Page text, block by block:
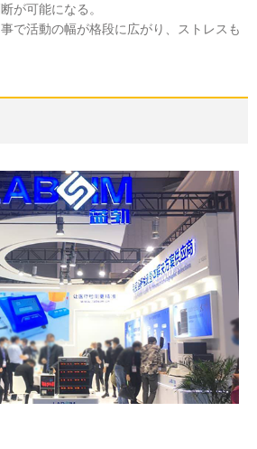
が可能になる。
で活動の幅が格段に広がり、ストレスも